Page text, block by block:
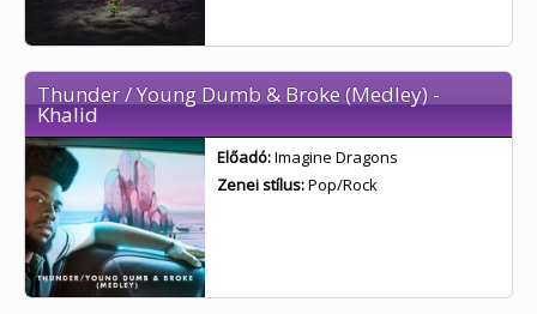
Thunder / Young Dumb & Broke (Medley) -
Khalid
Előadó:Imagine Dragons
Zenei stílus:Pop/Rock